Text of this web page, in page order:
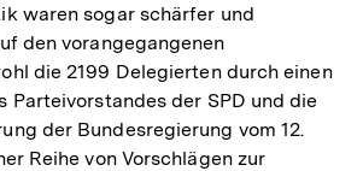
waren sogar schärfer und
den vorangegangenen
die 2199 Delegierten durch einen
Parteivorstandes der SPD und die
der Bundesregierung vom 12.
Reihe von Vorschlägen zur